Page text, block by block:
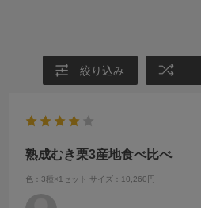
絞り込み
熟成むき栗3産地食べ比べ
色：3種×1セット サイズ：10,260円